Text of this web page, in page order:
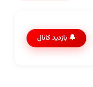
🔔 بازدید کانال